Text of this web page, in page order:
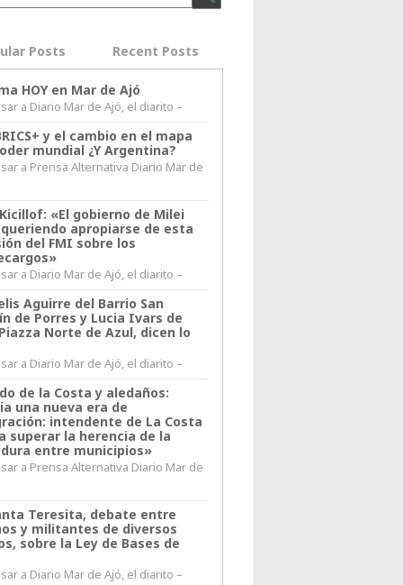
Posts Recent Posts
HOY en Mar de Ajó
a Diario Mar de Ajó, el diarito –
y el cambio en el mapa
mundial ¿Y Argentina?
a Prensa Alternativa Diario Mar de
«El gobierno de Milei
apropiarse de esta
del FMI sobre los
a Diario Mar de Ajó, el diarito –
Aguirre del Barrio San
de Porres y Lucia Ivars de
Norte de Azul, dicen lo
a Diario Mar de Ajó, el diarito –
de la Costa y aledaños:
una nueva era de
intendente de La Costa
superar la herencia de la
entre municipios»
a Prensa Alternativa Diario Mar de
Teresita, debate entre
y militantes de diversos
sobre la Ley de Bases de
a Diario Mar de Ajó, el diarito –